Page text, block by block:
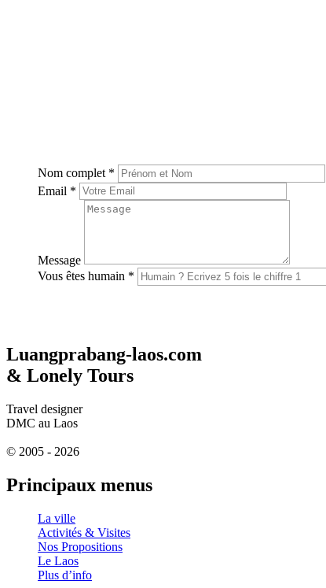
Nom complet *
Email *
Message
Vous êtes humain *
Luangprabang-laos.com
& Lonely Tours
Travel designer
DMC au Laos
© 2005 - 2026
Principaux menus
La ville
Activités & Visites
Nos Propositions
Le Laos
Plus d’info